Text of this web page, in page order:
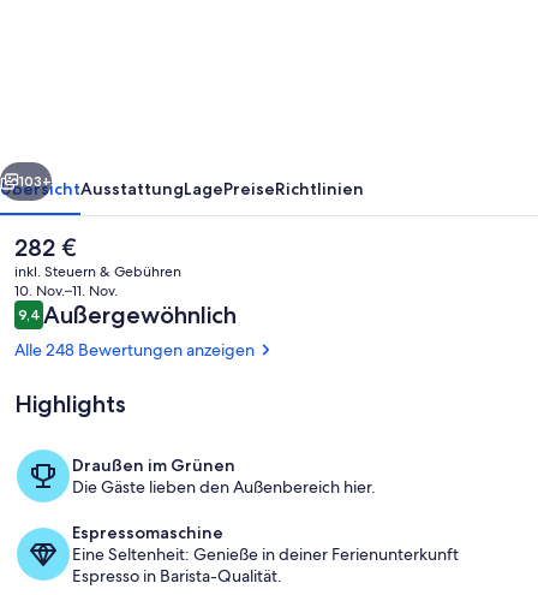
Weiter
103+
ÜbersichtAusstattungLagePreiseRichtlinien
Der
aktuelle
Preis
beträgt
282 €.
282 €
inkl. Steuern & Gebühren
10. Nov.–11. Nov.
Bewertungen
9,49,4 von 10.
Außergewöhnlich
Alle 248 Bewertungen anzeigen
Highlights
Draußen im Grünen
Die Gäste lieben den Außenbereich hier.
Espressomaschine
Eine Seltenheit: Genieße in deiner Ferienunterkunft
Espresso in Barista-Qualität.